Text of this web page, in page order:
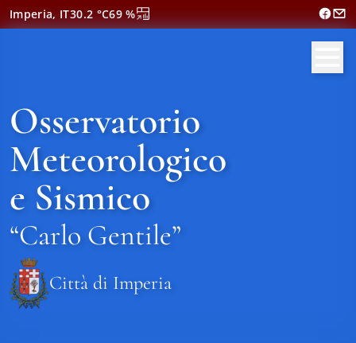
Imperia, IT30.2 °C69 %
Osservatorio
Meteorologico
e Sismico
“Carlo Gentile”
Città di Imperia